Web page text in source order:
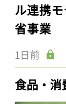
ル連携
省事業
1日前
食品・消